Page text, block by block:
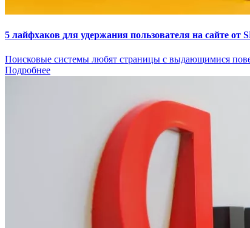
5 лайфхаков для удержания пользователя на сайте от
Поисковые системы любят страницы с выдающимися
Подробнее